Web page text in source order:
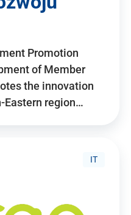
Promotion
of Member
the innovation
Eastern region…
IT